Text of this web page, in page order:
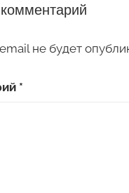
не будет
*